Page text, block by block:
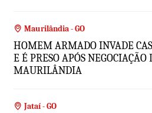
Maurilândia - GO
HOMEM ARMADO INVADE
E É PRESO APÓS
MAURILÂNDIA
Jataí - GO